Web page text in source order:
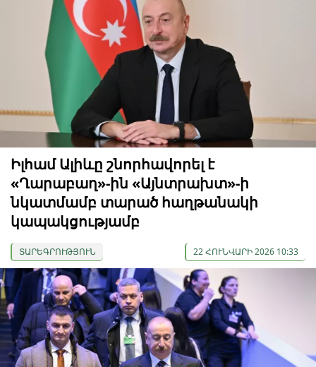
Իլհամ Ալիևը շնորհավորել է
«Ղարաբաղ»-ին «Այնտրախտ»-ի
նկատմամբ տարած հաղթանակի
կապակցությամբ
ՏԱՐԵԳՐՈՒԹՅՈՒՆ 22 ՀՈՒՆՎԱՐԻ 2026 10:33